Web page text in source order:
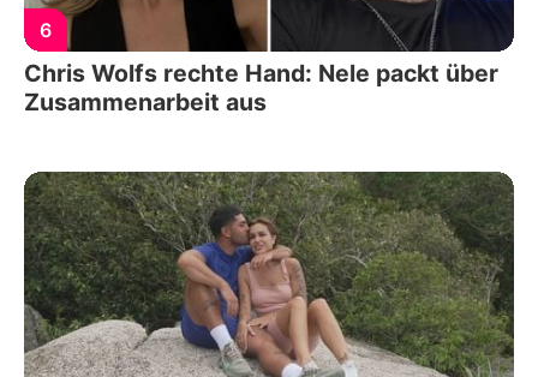
6
Chris Wolfs rechte Hand: Nele packt über
Zusammenarbeit aus